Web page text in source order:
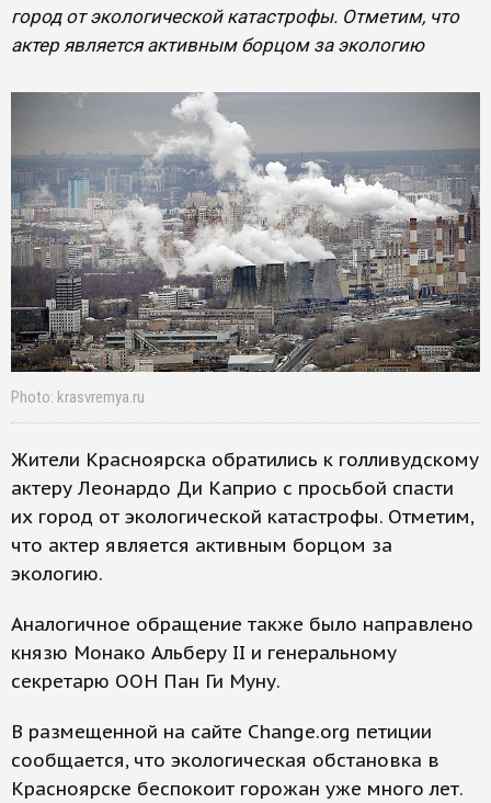
город от экологической катастрофы. Отметим, что
актер является активным борцом за экологию
Photo: krasvremya.ru
Жители Красноярска обратились к голливудскому
актеру Леонардо Ди Каприо с просьбой спасти
их город от экологической катастрофы. Отметим,
что актер является активным борцом за
экологию.
Аналогичное обращение также было направлено
князю Монако Альберу II и генеральному
секретарю ООН Пан Ги Муну.
В размещенной на сайте Change.org петиции
сообщается, что экологическая обстановка в
Красноярске беспокоит горожан уже много лет.